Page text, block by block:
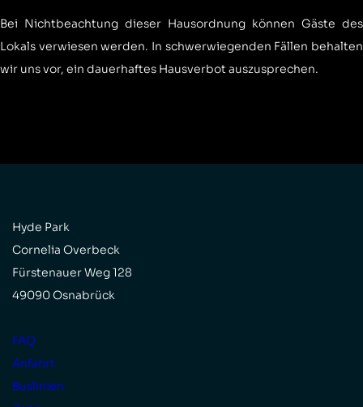
Bei Nichtbeachtung dieser Hausordnung können Gäste des
Lokals verwiesen werden. In schwerwiegenden Fällen behalten
wir uns vor, ein dauerhaftes Hausverbot auszusprechen.
Hyde Park
Cornelia Overbeck
Fürstenauer Weg 128
49090 Osnabrück
FAQ
Anfahrt
Buslinien